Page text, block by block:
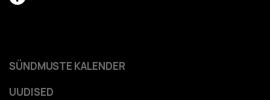
SÜNDMUSTE KALENDER
UUDISED